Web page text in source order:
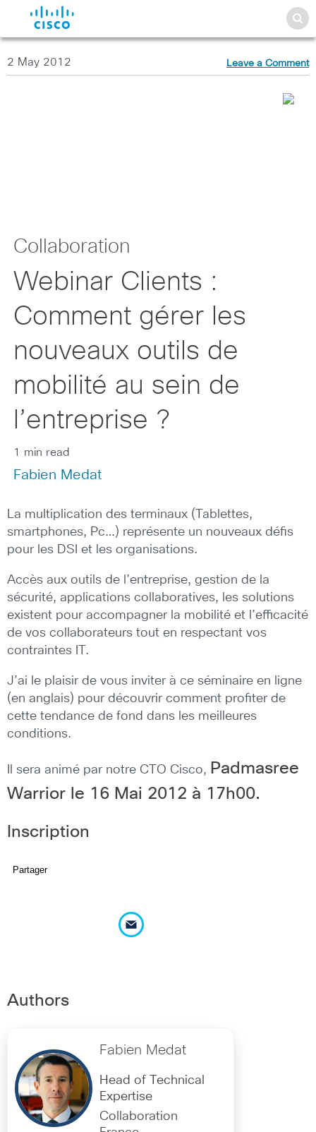
2 May 2012 Leave a Comment
Collaboration
Webinar Clients :
Comment gérer les
nouveaux outils de
mobilité au sein de
l’entreprise ?
1 min read
Fabien Medat
La multiplication des terminaux (Tablettes,
smartphones, Pc…) représente un nouveaux défis
pour les DSI et les organisations.
Accès aux outils de l’entreprise, gestion de la
sécurité, applications collaboratives, les solutions
existent pour accompagner la mobilité et l’efficacité
de vos collaborateurs tout en respectant vos
contraintes IT.
J’ai le plaisir de vous inviter à ce séminaire en ligne
(en anglais) pour découvrir comment profiter de
cette tendance de fond dans les meilleures
conditions.
Il sera animé par notre CTO Cisco, Padmasree
Warrior le 16 Mai 2012 à 17h00.
Inscription
Partager
Authors
Fabien Medat
Head of Technical
Expertise
Collaboration